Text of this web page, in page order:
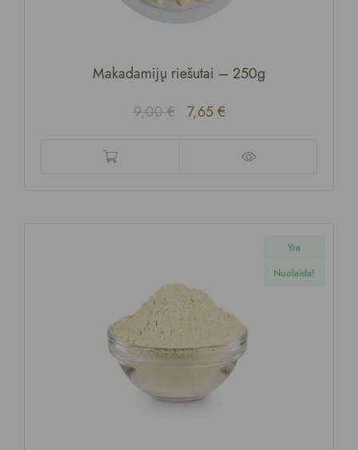
Makadamijų riešutai – 250g
9,00€ 7,65€
Yra
Nuolaida!